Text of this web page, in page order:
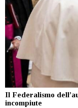
Il Federalismo
incompiute